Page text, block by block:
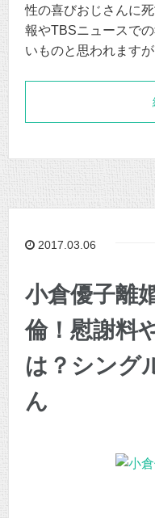
性の喜びおじさんに
報やTBSニュースで
いものと思われます
2017.03.06
小倉優子離
倫！慰謝料
は？シング
ん